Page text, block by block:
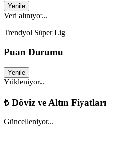
Yenile
Veri alınıyor...
Trendyol Süper Lig
Puan Durumu
Yenile
Yükleniyor...
₺ Döviz ve Altın Fiyatları
Güncelleniyor...